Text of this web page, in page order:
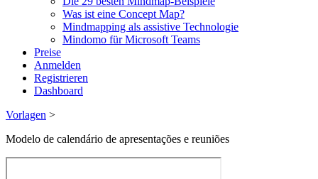
Was ist eine Concept Map?
Mindmapping als assistive Technologie
Mindomo für Microsoft Teams
Preise
Anmelden
Registrieren
Dashboard
Vorlagen >
Modelo de calendário de apresentações e reuniões